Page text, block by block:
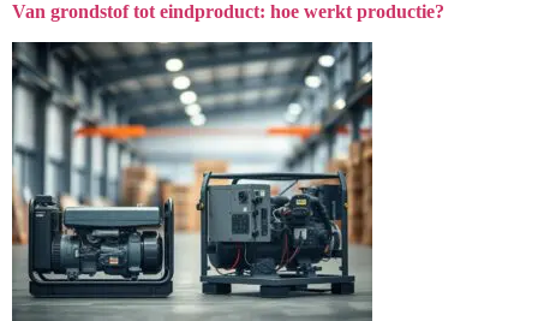
Van grondstof tot eindproduct: hoe werkt productie?